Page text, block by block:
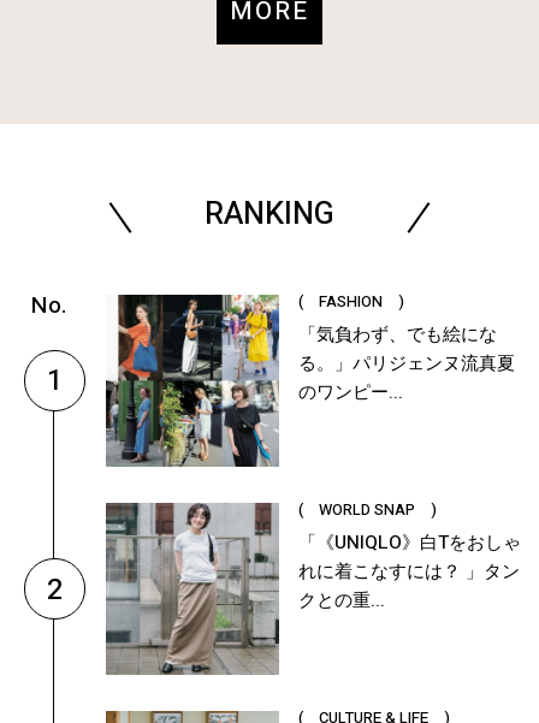
MORE
RANKING
1
( FASHION )
「気負わず、でも絵にな
る。」パリジェンヌ流真夏
のワンピー...
2
( WORLD SNAP )
「《UNIQLO》白Tをおしゃ
れに着こなすには？ 」タン
クとの重...
( CULTURE & LIFE )